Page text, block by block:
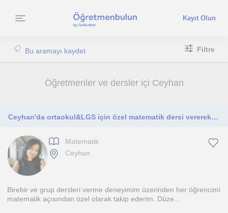
Kayıt Olun
Bu aramayı kaydet Filtre
Öğretmenler ve dersler içi Ceyhan
Ceyhan'da ortaokul&LGS için özel matematik dersi vererek her öğrencimde matematik temeli oluşturmaya çalışan bir öğretmenim.
Matematik
Ceyhan
Birebir ve grup dersleri verme deneyimim üzerinden her öğrencimi
matematik açısından özel olarak takip ederim. Düze...